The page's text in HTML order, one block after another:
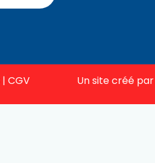
| CGV Un site créé par